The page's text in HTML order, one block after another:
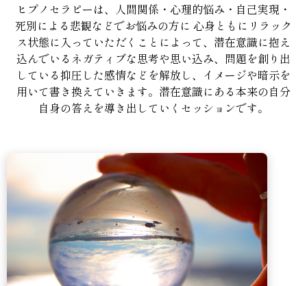
ヒプノセラピーは、人間関係・心理的悩み・自己実現・
死別による悲観などでお悩みの方に 心身ともにリラック
ス状態に入っていただくことによって、潜在意識に抱え
込んでいるネガティブな思考や思い込み、問題を創り出
している抑圧した感情などを解放し、イメージや暗示を
用いて書き換えていきます。潜在意識にある本来の自分
自身の答えを導き出していくセッションです。